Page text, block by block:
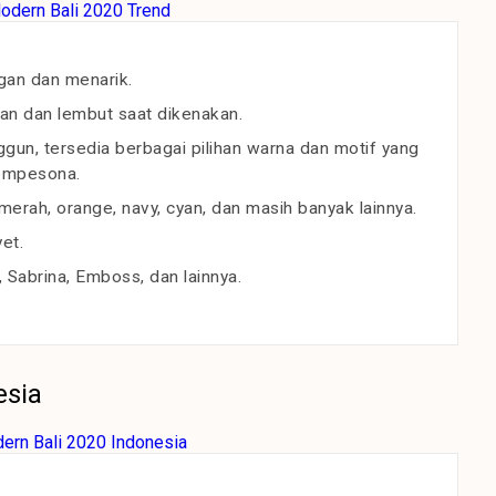
dan menarik.
dan lembut saat dikenakan.
tersedia berbagai pilihan warna dan motif yang
orange, navy, cyan, dan masih banyak lainnya.
Emboss, dan lainnya.